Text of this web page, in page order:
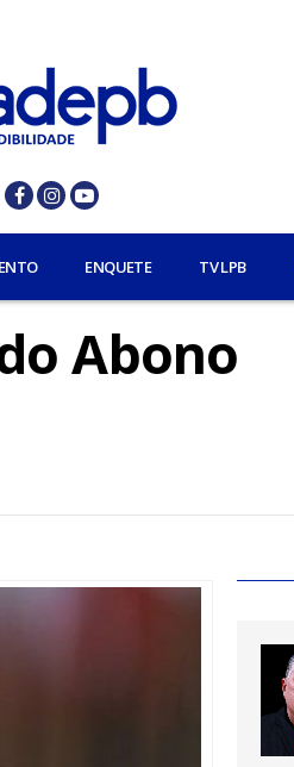
ENQUETE TV LPB
Abono